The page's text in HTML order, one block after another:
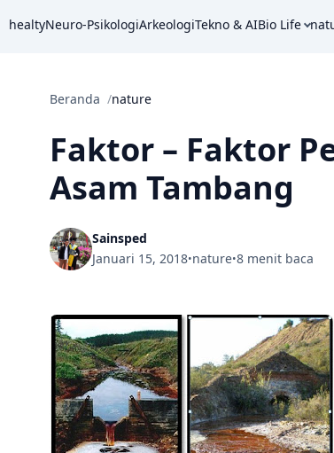
healtyNeuro-PsikologiArkeologiTekno & AIBio Life
Beranda nature
Faktor – Faktor
Asam Tambang
Sainsped
Januari 15, 2018•nature•8 menit baca